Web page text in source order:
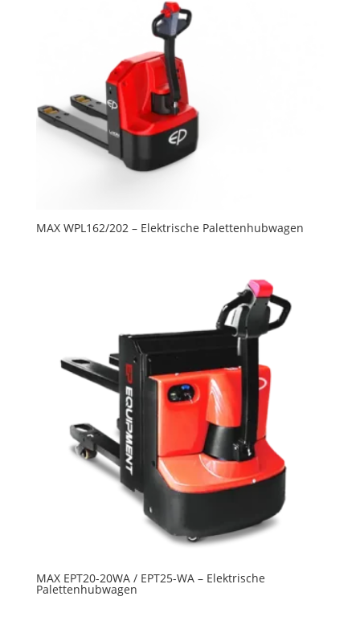
MAX WPL162/202 – Elektrische Palettenhubwagen
MAX EPT20-20WA / EPT25-WA – Elektrische
Palettenhubwagen